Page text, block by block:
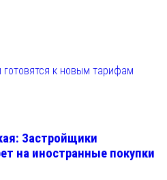
готовятся к новым тарифам
Застройщики
на иностранные покупки